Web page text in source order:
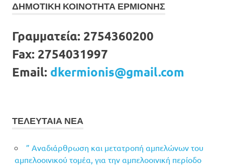
ΔΗΜΟΤΙΚΗ ΚΟΙΝΟΤΗΤΑ ΕΡΜΙΟΝΗΣ
Γραμματεία: 2754360200
Fax: 2754031997
Email: dkermionis@gmail.com
ΤΕΛΕΥΤΑΙΑ ΝΕΑ
” Αναδιάρθρωση και μετατροπή αμπελώνων του
αμπελοοινικού τομέα, για την αμπελοοινική περίοδο